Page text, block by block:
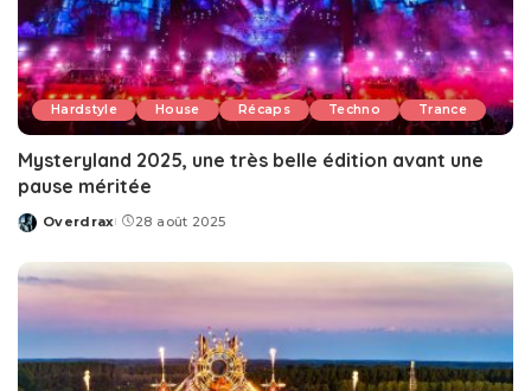
Hardstyle House Récaps Techno Trance
Mysteryland 2025, une très belle édition avant une
pause méritée
Posted
Overdrax 28 août 2025